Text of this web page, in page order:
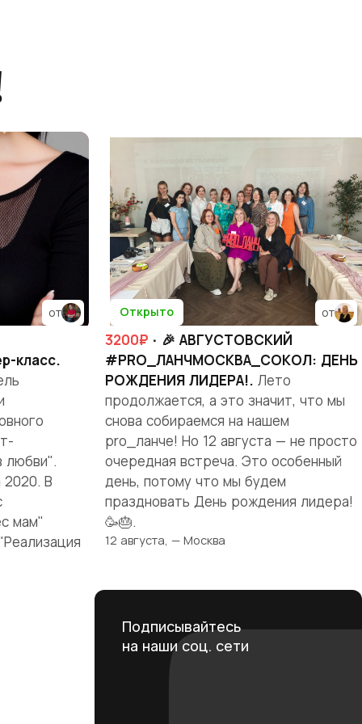
от
класс.
любви".
2020. В
мам"
Открыто от
3200₽ · 🎉 АВГУСТОВСКИЙ
#PRO_ЛАНЧМОСКВА_СОКОЛ: ДЕНЬ
РОЖДЕНИЯ ЛИДЕРА!. Лето
продолжается, а это значит, что мы
снова собираемся на нашем
pro_ланче! Но 12 августа — не просто
очередная встреча. Это особенный
день, потому что мы будем
праздновать День рождения лидера!
🥳🎂.
12 августа, — Москва
Подписывайтесь
на наши соц. сети